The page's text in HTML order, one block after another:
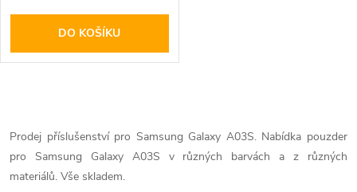
DO KOŠÍKU
v
l
Prodej příslušenství pro Samsung Galaxy A03S. Nabídka pouzder
pro Samsung Galaxy A03S v různých barvách a z různých
materiálů. Vše skladem.